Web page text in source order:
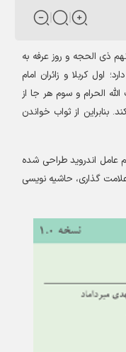
الحجه و روز عرفه به
اول کربلا و زائران امام
الحرام و سوم هر جا از
از ثواب خواندن
اندروید طراحی شده
گذاری، حاشیه نویسی